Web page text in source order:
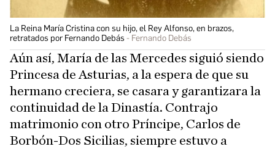
La Reina María Cristina con su hijo, el Rey Alfonso, en brazos,
retratados por Fernando Debás
Fernando Debás
Aún así, María de las Mercedes siguió siendo
Princesa de Asturias, a la espera de que su
hermano creciera, se casara y garantizara la
continuidad de la Dinastía. Contrajo
matrimonio con otro Príncipe, Carlos de
Borbón-Dos Sicilias, siempre estuvo a